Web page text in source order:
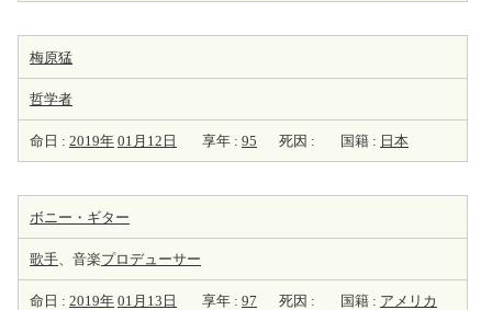
梅原猛
哲学者
命日 : 2019年 01月12日 享年 : 95 死因 : 国籍 : 日本
ボニー・ギター
歌手、音楽プロデューサー
命日 : 2019年 01月13日 享年 : 97 死因 : 国籍 : アメリカ